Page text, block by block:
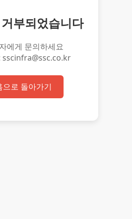
부되었습니다
에게 문의하세요
sscinfra@ssc.co.kr
으로 돌아가기